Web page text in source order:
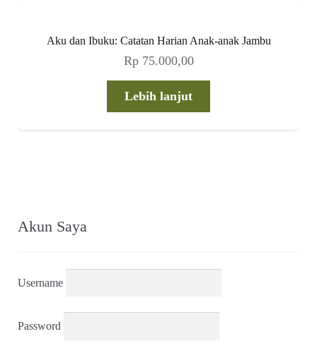
Aku dan Ibuku: Catatan Harian Anak-anak Jambu
Rp75.000,00
Lebih lanjut
Akun Saya
Username
Password